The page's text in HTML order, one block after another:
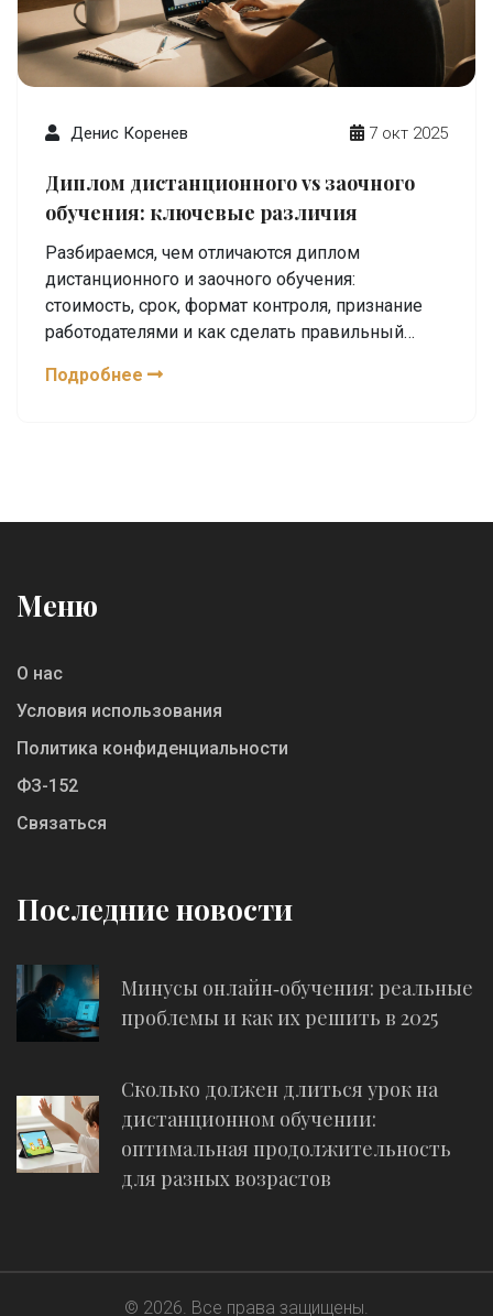
Денис Коренев 7 окт 2025
Диплом дистанционного vs заочного
обучения: ключевые различия
Разбираемся, чем отличаются диплом
дистанционного и заочного обучения:
стоимость, срок, формат контроля, признание
работодателями и как сделать правильный
Подробнее
Меню
О нас
Условия использования
Политика конфиденциальности
ФЗ-152
Связаться
Последние новости
Минусы онлайн‑обучения: реальные
проблемы и как их решить в 2025
Сколько должен длиться урок на
дистанционном обучении:
оптимальная продолжительность
для разных возрастов
© 2026. Все права защищены.